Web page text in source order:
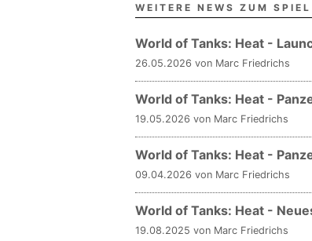
WEITERE NEWS ZUM SPIEL
World of Tanks: Heat -
26.05.2026 von Marc Friedrichs
World of Tanks: Heat -
19.05.2026 von Marc Friedrichs
World of Tanks: Heat -
09.04.2026 von Marc Friedrichs
World of Tanks: Heat -
19.08.2025 von Marc Friedrichs